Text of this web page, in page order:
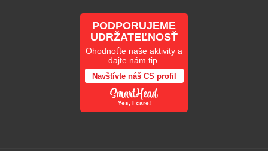
PODPORUJEME
UDRŽATEĽNOSŤ
Ohodnoťte naše aktivity a
dajte nám tip.
Navštívte náš CS profil
Yes, I care!